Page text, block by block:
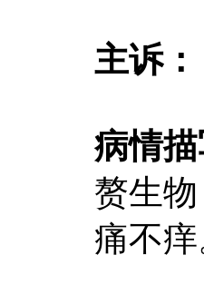
主诉：
病情描
赘生
痛不痒